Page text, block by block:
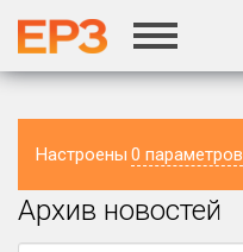
Настроены 0 параметров
Регион
Архив новостей